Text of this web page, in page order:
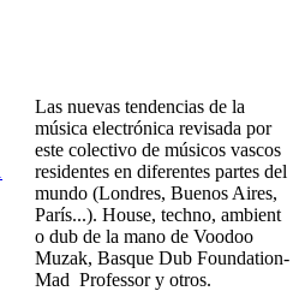
Las nuevas tendencias de la
música electrónica revisada por
este colectivo de músicos vascos
residentes en diferentes partes del
mundo (Londres, Buenos Aires,
París...). House, techno, ambient
o dub de la mano de Voodoo
Muzak, Basque Dub Foundation-
Mad Professor y otros.